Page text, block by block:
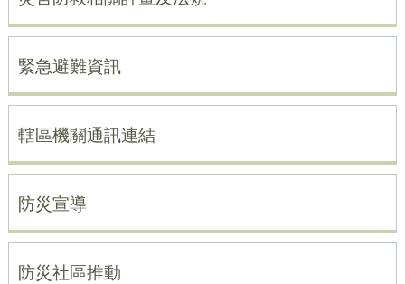
緊急避難資訊
轄區機關通訊連結
防災宣導
防災社區推動